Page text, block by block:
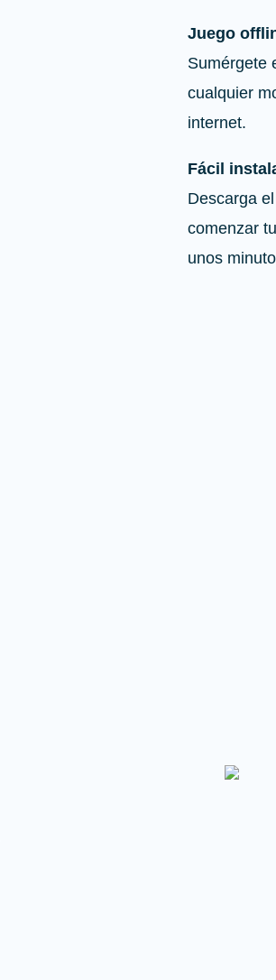
Juego
Sumérgete
cualquier
internet.
Fácil
Descarga
comenzar
unos